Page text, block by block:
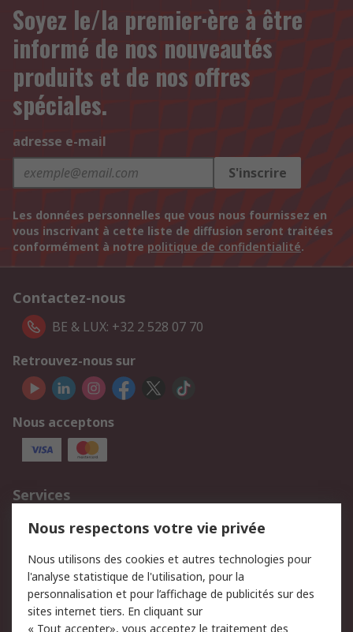
Soyez le/la premier·ère à être
informé de nos nouveautés
produits et de nos offres
spéciales.
adresse e-mail
S'inscrire
Les données personnelles que vous nous fournissez en
vous inscrivant à cette liste de diffusion seront traitées
conformément à notre politique de confidentialité.
Contactez-nous
BE & LUX: +32 2 528 07 70
Retrouvez-nous sur
Nous acceptons
Services
750.000 produits
2.500 marques
Retours
Support technique
Track & trace
Nous respectons votre vie privée
Nous utilisons des cookies et autres technologies pour
l'analyse statistique de l'utilisation, pour la
personnalisation et pour l’affichage de publicités sur des
sites internet tiers. En cliquant sur
« Tout accepter», vous acceptez le traitement des